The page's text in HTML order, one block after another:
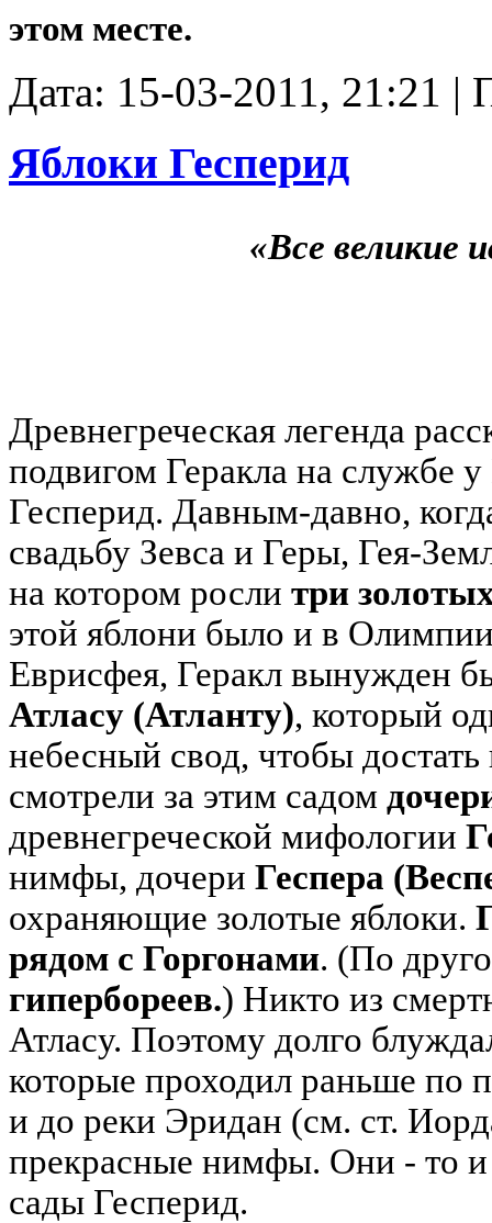
этом месте.
Дата: 15-03-2011, 21:21 |
Яблоки Гесперид
«Все великие
Древнегреческая легенда
подвигом Геракла на службе
Гесперид. Давным-давно,
свадьбу Зевса и Геры, Гея-
на котором росли три
этой яблони было и в
Еврисфея, Геракл вынужден
Атласу (Атланту), который
небесный свод, чтобы
смотрели за этим садом
древнегреческой мифологии
нимфы, дочери Геспера
охраняющие золотые яблоки.
рядом с Горгонами. (По
гипербореев.) Никто из
Атласу. Поэтому долго
которые проходил раньше по
и до реки Эридан (см. ст.
прекрасные нимфы. Они - то и
сады Гесперид.